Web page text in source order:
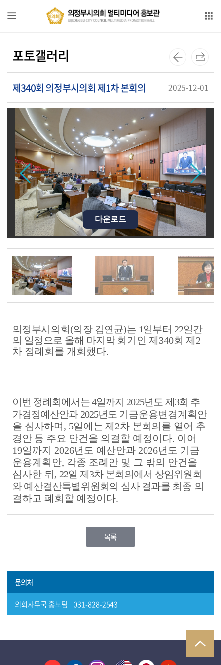
GNB메뉴 바로가기
토
갤
러
리
영
상
갤
러
리
의
회
간
행
물
포토갤러리
제340회 의정부시의회 제1차 본회의 2025-12-01
다운로드
다운로드
다운로드
다운로드
다운로드
다운로드
다운로드
다운로드
다운로드
의정부시의회 (의장 김연균)는 1일부터 22일간
의 일정으로 올해 마지막 회기인 제 340회 제 2
차 정례회를 개회했다.
이번 정례회에서는4일까지 2025년도 제 3회 추
가경정예산안과 2025년도 기금운용변경계획안
을 심사하며 , 5일에는 제 2차 본회의를 열어 추
경안 등 주요 안건을 의결할 예정이다. 이어
19일까지 2026년도 예산안과 2026년도 기금
운용계획안, 각종 조례안 및 그 밖의 안건을
심사한 뒤 , 22일 제 3차 본회의에서 상임위원회
와 예산결산특별위원회의 심사 결과를 최종 의
결하고 폐회할 예정이다.
목록
문의처
의회사무국 홍보팀 031-828-2543